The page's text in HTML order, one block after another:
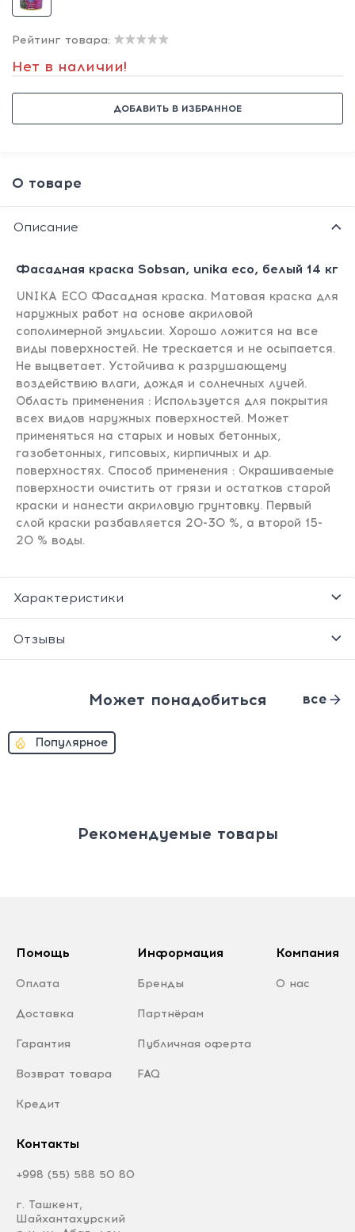
Рейтинг товара:
Нет в наличии!
ДОБАВИТЬ В ИЗБРАННОЕ
О товаре
Описание
Фасадная краска Sobsan, unika eco, белый 14 кг
UNIKA ECO Фасадная краска. Матовая краска для
наружных работ на основе акриловой
сополимерной эмульсии. Хорошо ложится на все
виды поверхностей. Не трескается и не осыпается.
Не выцветает. Устойчива к разрушающему
воздействию влаги, дождя и солнечных лучей.
Область применения : Используется для покрытия
всех видов наружных поверхностей. Может
применяться на старых и новых бетонных,
газобетонных, гипсовых, кирпичных и др.
поверхностях. Способ применения : Окрашиваемые
поверхности очистить от грязи и остатков старой
краски и нанести акриловую грунтовку. Первый
слой краски разбавляется 20-30 %, а второй 15-
20 % воды.
Характеристики
Отзывы
Может понадобиться все
Популярное
Рекомендуемые товары
Помощь
Оплата
Доставка
Гарантия
Возврат товара
Кредит
Информация
Бренды
Партнёрам
Публичная оферта
FAQ
Компания
О нас
Контакты
+998 (55) 588 50 80
г. Ташкент,
Шайхантахурский